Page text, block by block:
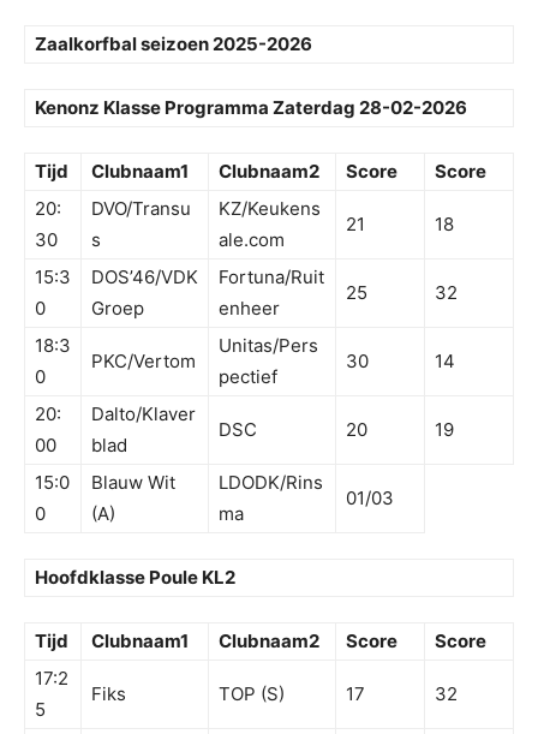
Zaalkorfbal seizoen 2025-2026
Kenonz Klasse Programma Zaterdag 28-02-2026
Tijd Clubnaam1 Clubnaam2 Score
Score
20:
30
DVO/Transu
s
KZ/Keukens
ale.com
21 18
15:3
0
DOS’46/VDK
Groep
Fortuna/Ruit
enheer
25 32
18:3
0
PKC/Vertom
Unitas/Pers
pectief
30 14
20:
00
Dalto/Klaver
blad
DSC 20 19
15:0
0
Blauw Wit
(A)
LDODK/Rins
ma
01/03
Hoofdklasse Poule KL2
Tijd Clubnaam1 Clubnaam2 Score
Score
17:2
5
Fiks TOP (S) 17 32